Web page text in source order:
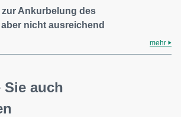
Ankurbelung des
nicht ausreichend
mehr
Sie auch